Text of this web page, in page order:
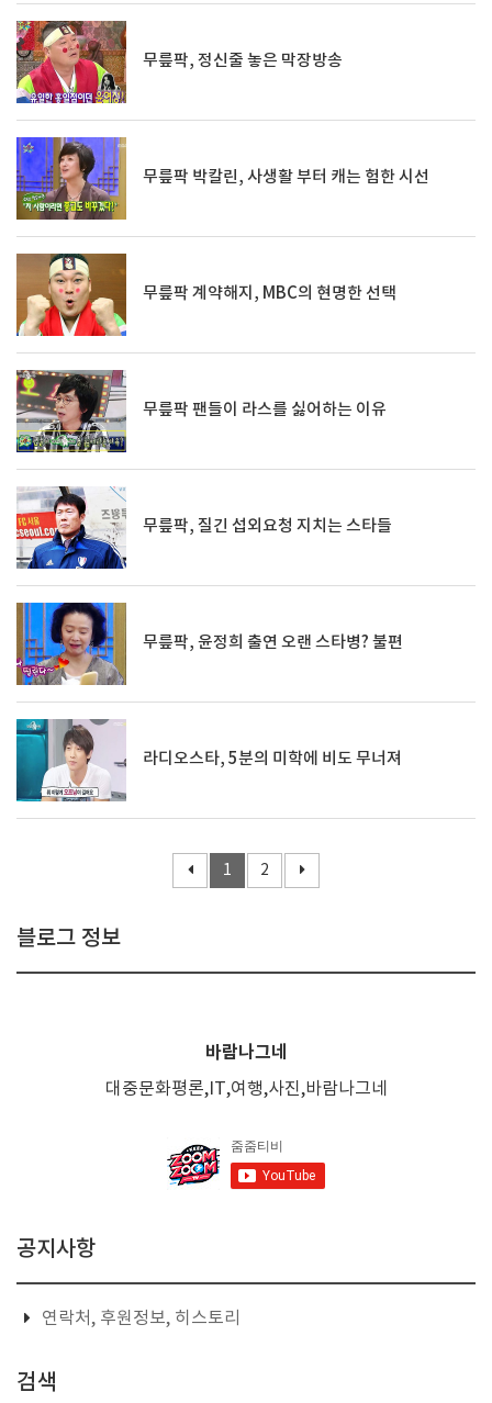
무릎팍, 정신줄 놓은 막장방송
무릎팍 박칼린, 사생활 부터 캐는 험한 시선
무릎팍 계약해지, MBC의 현명한 선택
무릎팍 팬들이 라스를 싫어하는 이유
무릎팍, 질긴 섭외요청 지치는 스타들
무릎팍, 윤정희 출연 오랜 스타병? 불편
라디오스타, 5분의 미학에 비도 무너져
1 2
블로그 정보
바람나그네
대중문화평론,IT,여행,사진,바람나그네
공지사항
연락처, 후원정보, 히스토리
검색